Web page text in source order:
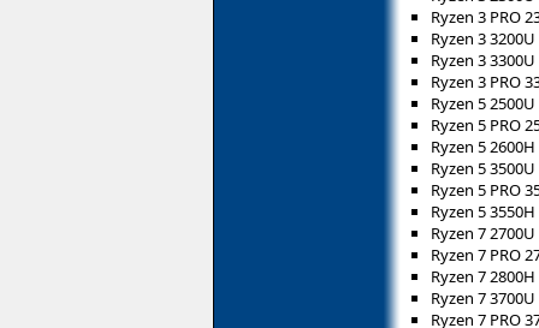
Ryzen 3 PRO
Ryzen 3 3200U
Ryzen 3 3300U
Ryzen 3 PRO
Ryzen 5 2500U
Ryzen 5 PRO
Ryzen 5 2600H
Ryzen 5 3500U
Ryzen 5 PRO
Ryzen 5 3550H
Ryzen 7 2700U
Ryzen 7 PRO
Ryzen 7 2800H
Ryzen 7 3700U
Ryzen 7 PRO